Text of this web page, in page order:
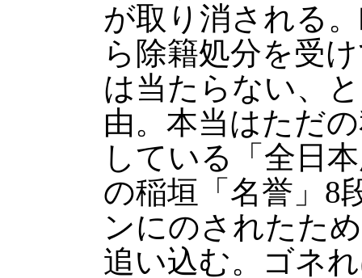
が取り消される
ら除籍処分を受
は当たらない、
由。本当はただ
している「全日
の稲垣「名誉」8
ンにのされたた
追い込む。ゴネ